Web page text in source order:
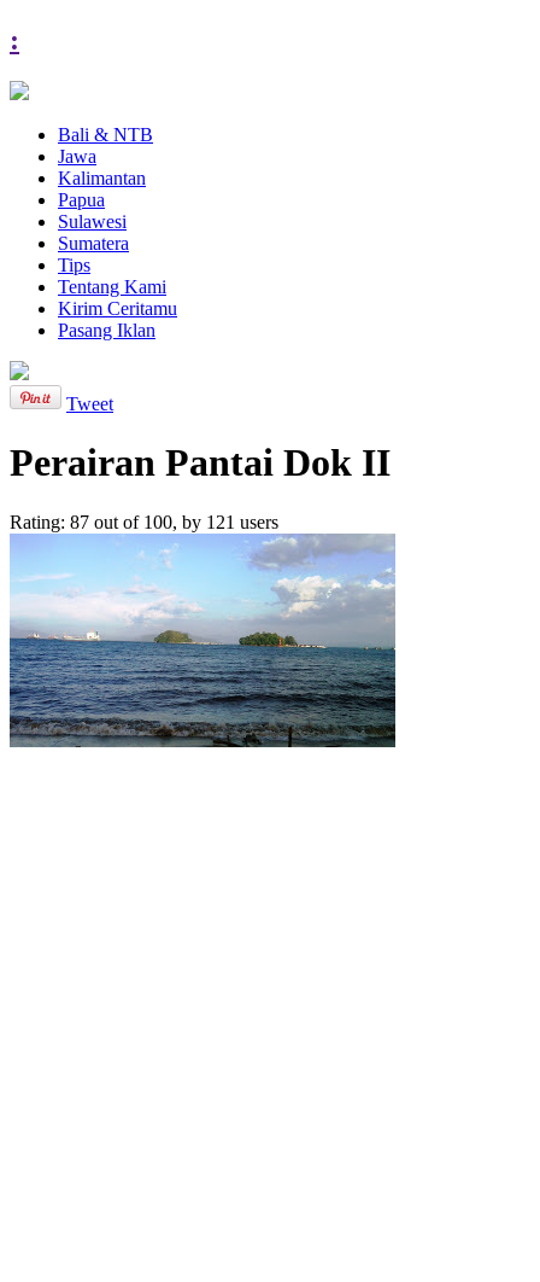
:
Bali & NTB
Jawa
Kalimantan
Papua
Sulawesi
Sumatera
Tips
Tentang Kami
Kirim Ceritamu
Pasang Iklan
Tweet
Perairan Pantai Dok II
Rating: 87 out of 100, by 121 users